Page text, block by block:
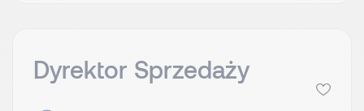
Dyrektor Sprzedaży